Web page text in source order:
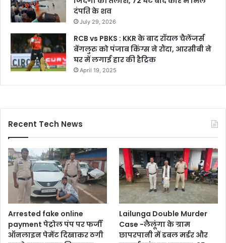
दंपति के शव
July 29, 2026
RCB vs PBKS : KKR के बाद रॉयल चैलेंजर्स
बेंगलुरु को पंजाब किंग्स ने रौंदा, आरसीबी ने
घर में लगाई हार की हैट्रिक
April 19, 2025
Recent Tech News
Arrested fake online
payment पेट्रोल पंप पर फर्जी
ऑनलाइन पेमेंट दिखाकर ठगी
Lailunga Double Murder
Case -लैलूंगा के ग्राम
छापरपानी में डबल मर्डर और